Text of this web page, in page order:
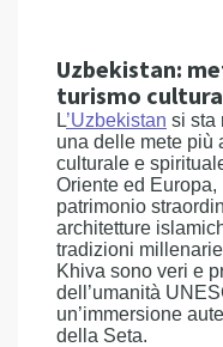
Uzbekistan:
turismo
L’Uzbekistan si sta
una delle mete più
culturale e
Oriente ed
patrimonio
architetture
tradizioni
Khiva sono veri e
dell’umanità
un’immersione
della Seta.